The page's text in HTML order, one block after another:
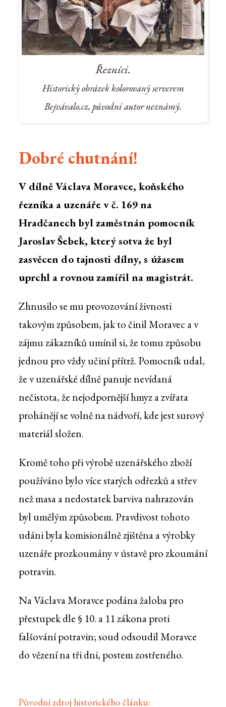
Řezníci.
Historický obrázek kolorovaný serverem
Bejvávalo.cz, původní autor neznámý.
Dobré chutnání!
V dílně Václava Moravce, koňského
řezníka a uzenáře v č. 169 na
Hradčanech byl zaměstnán pomocník
Jaroslav Šebek, který sotva že byl
zasvěcen do tajnosti dílny, s úžasem
uprchl a rovnou zamířil na magistrát.
Zhnusilo se mu provozování živnosti
takovým způsobem, jak to činil Moravec a v
zájmu zákazníků umínil si, že tomu způsobu
jednou pro vždy učiní přítrž. Pomocník udal,
že v uzenářské dílně panuje nevídaná
nečistota, že nejodpornější hmyz a zvířata
prohánějí se volně na nádvoří, kde jest surový
materiál složen.
Kromě toho při výrobě uzenářského zboží
používáno bylo více starých odřezků a střev
než masa a nedostatek barviva nahrazován
byl umělým způsobem. Pravdivost tohoto
udáni byla komisionálně zjištěna a výrobky
uzenáře prozkoumány v ústavě pro zkoumání
potravin.
Na Václava Moravce podána žaloba pro
přestupek dle § 10. a 11 zákona proti
falšování potravin; soud odsoudil Moravce
do vězení na tři dni, postem zostřeného.
Původní zdroj historického článku: